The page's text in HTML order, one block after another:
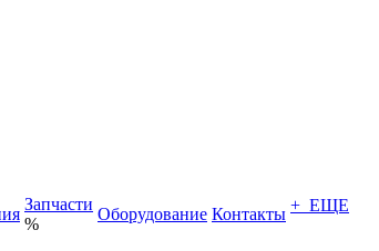
Запчасти
%
Оборудование Контакты + ЕЩЕ